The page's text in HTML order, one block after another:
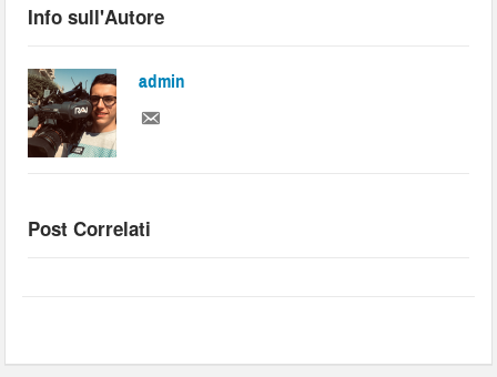
Info sull'Autore
admin
Post Correlati